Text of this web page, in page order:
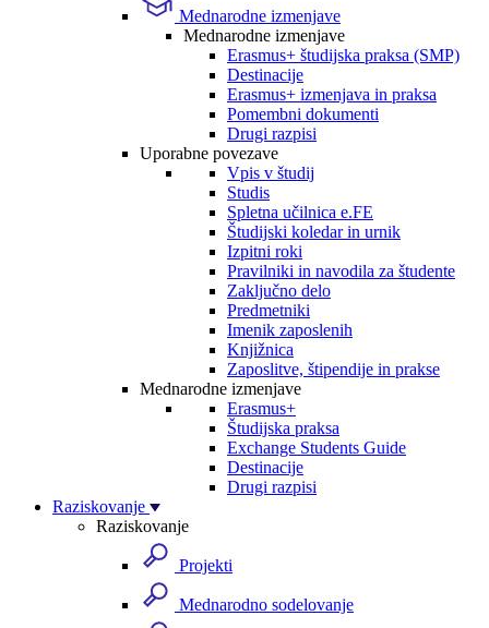
Mednarodne izmenjave
Mednarodne izmenjave
Erasmus+ študijska praksa (SMP)
Destinacije
Erasmus+ izmenjava in praksa
Pomembni dokumenti
Drugi razpisi
Uporabne povezave
Vpis v študij
Studis
Spletna učilnica e.FE
Študijski koledar in urnik
Izpitni roki
Pravilniki in navodila za študente
Zaključno delo
Predmetniki
Imenik zaposlenih
Knjižnica
Zaposlitve, štipendije in prakse
Mednarodne izmenjave
Erasmus+
Študijska praksa
Exchange Students Guide
Destinacije
Drugi razpisi
Raziskovanje
Raziskovanje
Projekti
Mednarodno sodelovanje